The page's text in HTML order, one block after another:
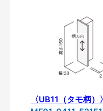
〈UB11（タモ柄）〉